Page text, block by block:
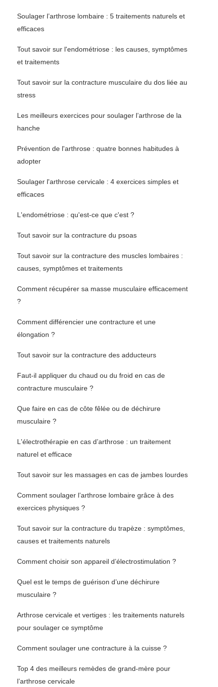
Soulager l’arthrose lombaire : 5 traitements naturels et
efficaces
Tout savoir sur l'endométriose : les causes, symptômes
et traitements
Tout savoir sur la contracture musculaire du dos liée au
stress
Les meilleurs exercices pour soulager l’arthrose de la
hanche
Prévention de l'arthrose : quatre bonnes habitudes à
adopter
Soulager l'arthrose cervicale : 4 exercices simples et
efficaces
L'endométriose : qu'est-ce que c'est ?
Tout savoir sur la contracture du psoas
Tout savoir sur la contracture des muscles lombaires :
causes, symptômes et traitements
Comment récupérer sa masse musculaire efficacement
?
Comment différencier une contracture et une
élongation ?
Tout savoir sur la contracture des adducteurs
Faut-il appliquer du chaud ou du froid en cas de
contracture musculaire ?
Que faire en cas de côte fêlée ou de déchirure
musculaire ?
L'électrothérapie en cas d’arthrose : un traitement
naturel et efficace
Tout savoir sur les massages en cas de jambes lourdes
Comment soulager l’arthrose lombaire grâce à des
exercices physiques ?
Tout savoir sur la contracture du trapèze : symptômes,
causes et traitements naturels
Comment choisir son appareil d’électrostimulation ?
Quel est le temps de guérison d’une déchirure
musculaire ?
Arthrose cervicale et vertiges : les traitements naturels
pour soulager ce symptôme
Comment soulager une contracture à la cuisse ?
Top 4 des meilleurs remèdes de grand-mère pour
l’arthrose cervicale